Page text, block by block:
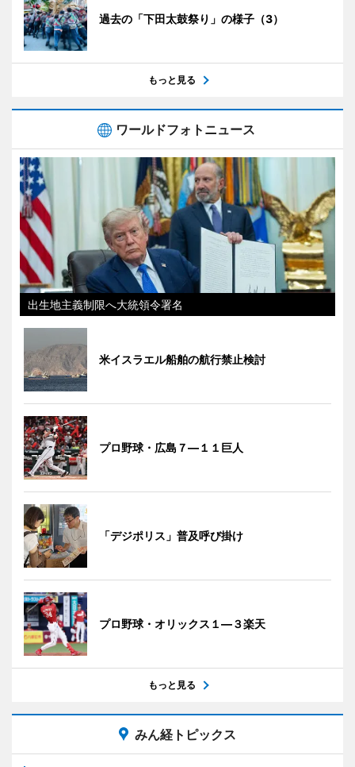
過去の「下田太鼓祭り」の様子（3）
もっと見る
ワールドフォトニュース
出生地主義制限へ大統領令署名
米イスラエル船舶の航行禁止検討
プロ野球・広島７―１１巨人
「デジポリス」普及呼び掛け
プロ野球・オリックス１―３楽天
もっと見る
みん経トピックス